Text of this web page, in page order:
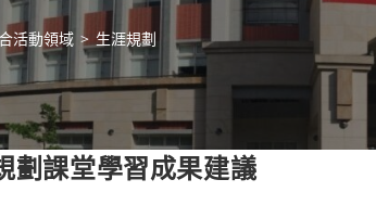
活動領域 > 生涯規劃
劃課堂學習成果建議